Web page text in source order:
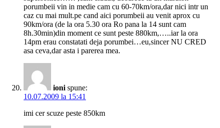
porumbeii vin in medie cam cu 60-70km/ora,dar nici intr un
caz cu mai mult.pe cand aici porumbeii au venit aprox cu
90km/ora (de la ora 5.30 ora Ro pana la 14 sunt cam
8h.30min)din moment ce sunt peste 880km,…..iar la ora
14pm erau constatati deja porumbei…eu,sincer NU CRED
asa ceva,dar asta i parerea mea.
ioni spune:
10.07.2009 la 15:41
imi cer scuze peste 850km